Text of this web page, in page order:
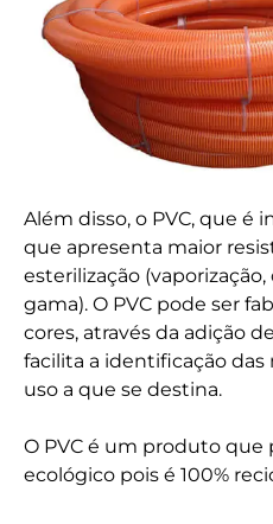
Além disso, o PVC, que é
que apresenta maior
esterilização
gama). O PVC pode ser
cores, através da adição
facilita a identificação
uso a que se destina.
O PVC é um produto que
ecológico pois é 100%